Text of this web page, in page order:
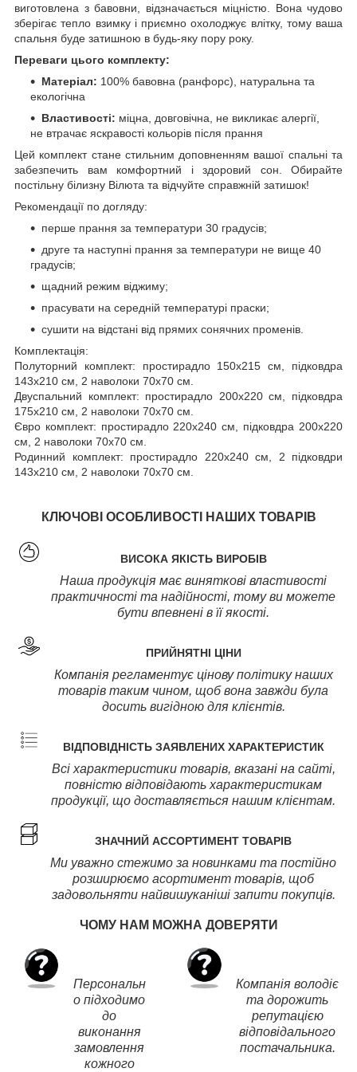
виготовлена з бавовни, відзначається міцністю. Вона чудово
зберігає тепло взимку і приємно охолоджує влітку, тому ваша
спальня буде затишною в будь-яку пору року.
Переваги цього комплекту:
Матеріал: 100% бавовна (ранфорс), натуральна та
екологічна
Властивості: міцна, довговічна, не викликає алергії,
не втрачає яскравості кольорів після прання
Цей комплект стане стильним доповненням вашої спальні та
забезпечить вам комфортний і здоровий сон. Обирайте
постільну білизну Вілюта та відчуйте справжній затишок!
Рекомендації по догляду:
перше прання за температури 30 градусів;
друге та наступні прання за температури не вище 40
градусів;
щадний режим віджиму;
прасувати на середній температурі праски;
сушити на відстані від прямих сонячних променів.
Комплектація:
Полуторний комплект: простирадло 150х215 см, підковдра
143х210 см, 2 наволоки 70х70 см.
Двуспальний комплект: простирадло 200х220 см, підковдра
175х210 см, 2 наволоки 70х70 см.
Євро комплект: простирадло 220х240 см, підковдра 200х220
см, 2 наволоки 70х70 см.
Родинний комплект: простирадло 220х240 см, 2 підковдри
143х210 см, 2 наволоки 70х70 см.
КЛЮЧОВІ ОСОБЛИВОСТІ НАШИХ ТОВАРІВ
ВИСОКА ЯКІСТЬ ВИРОБІВ
Наша продукція має виняткові властивості
практичності та надійності, тому ви можете
бути впевнені в її якості.
ПРИЙНЯТНІ ЦІНИ
Компанія регламентує цінову політику наших
товарів таким чином, щоб вона завжди була
досить вигідною для клієнтів.
ВІДПОВІДНІСТЬ ЗАЯВЛЕНИХ ХАРАКТЕРИСТИК
Всі характеристики товарів, вказані на сайті,
повністю відповідають характеристикам
продукції, що доставляється нашим клієнтам.
ЗНАЧНИЙ АССОРТИМЕНТ ТОВАРІВ
Ми уважно стежимо за новинками та постійно
розширюємо асортимент товарів, щоб
задовольняти найвишуканіші запити покупців.
ЧОМУ НАМ МОЖНА ДОВЕРЯТИ
Персональн
о підходимо
до
виконання
замовлення
кожного
Компанія володіє
та дорожить
репутацією
відповідального
постачальника.